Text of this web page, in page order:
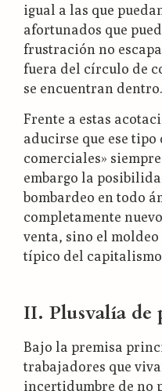
igual a las que
afortunados que
frustración no
fuera del círculo de
se encuentran dentro.
Frente a estas
aducirse que ese tipo
comerciales»
embargo la
bombardeo en todo
completamente
venta, sino el
típico del
II. Plusvalía de
Bajo la premisa
trabajadores que
incertidumbre de no